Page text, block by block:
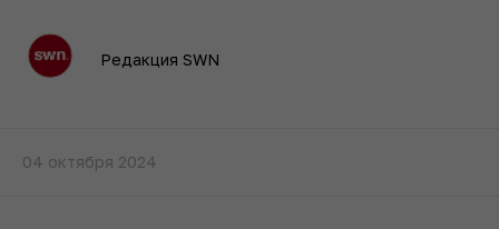
Редакция SWN
04 октября 2024